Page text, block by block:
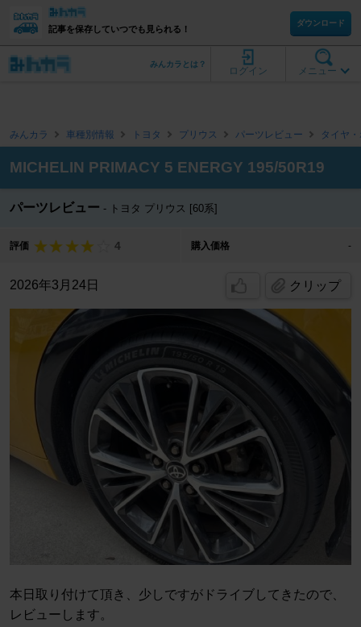
記事を保存していつでも見られる！
ダウンロード
メニュー
ログイン
みんカラとは？
みんカラ 車種別情報 トヨタ プリウス パーツレビュー タイヤ
MICHELIN PRIMACY 5 ENERGY 195/50R19
パーツレビュー トヨタ プリウス [60系]
評価 4 購入価格 -
2026年3月24日 クリップ
本日取り付けて頂き、少しですがドライブしてきたので、
レビューします。